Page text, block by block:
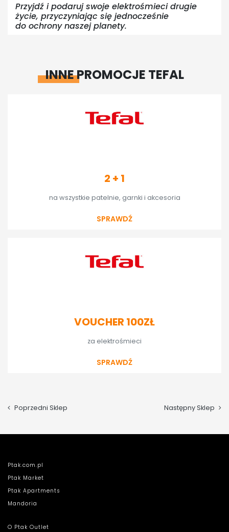
Przyjdź i podaruj swoje elektrośmieci drugie
życie, przyczyniając się jednocześnie
do ochrony naszej planety.
INNE PROMOCJE TEFAL
2 + 1
na wszystkie patelnie, garnki i akcesoria
SPRAWDŹ
VOUCHER 100ZŁ
za elektrośmieci
SPRAWDŹ
Poprzedni Sklep Następny Sklep
Ptak.com.pl
Ptak Market
Ptak Apartments
Mandoria
O Ptak Outlet